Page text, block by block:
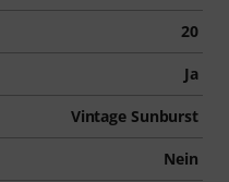
20
Ja
Vintage Sunburst
Nein